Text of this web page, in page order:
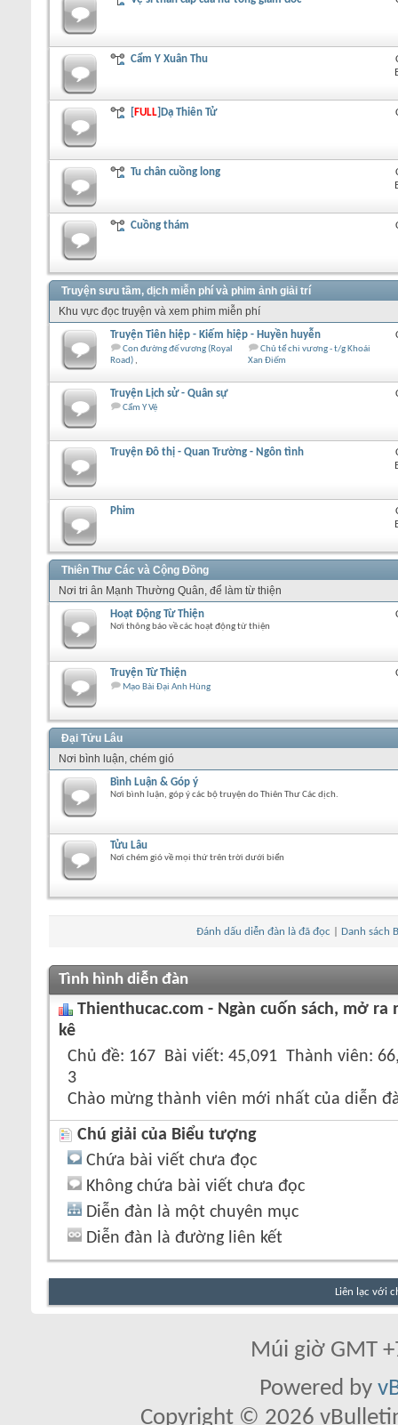
Cẩm Y Xuân Thu
[ FULL]Dạ Thiên Tử
Tu chân cuồng long
Cuồng thám
Truyện sưu tầm, dịch miễn phí và phim ảnh giải trí
Khu vực đọc truyện và xem phim miễn phí
Truyện Tiên hiệp - Kiếm hiệp - Huyền huyễn
Con đường đế vương (Royal
Road)
Chủ tể chi vương - t/g Khoái
Xan Điếm
Truyện Lịch sử - Quân sự
Cẩm Y Vệ
Truyện Đô thị - Quan Trường - Ngôn tình
Phim
Thiên Thư Các và Cộng Đồng
Nơi tri ân Mạnh Thường Quân, để làm từ thiện
Hoạt Động Từ Thiện
Nơi thông báo về các hoạt động từ thiện
Truyện Từ Thiện
Mạo Bài Đại Anh Hùng
Đại Tửu Lâu
Nơi bình luận, chém gió
Bình Luận & Góp ý
Nơi bình luận, góp ý các bộ truyện do Thiên Thư Các dịch.
Tửu Lâu
Nơi chém gió về mọi thứ trên trời dưới biển
Đánh dấu diễn đàn là đã đọc Danh sách
Tình hình diễn đàn
Thienthucac.com - Ngàn cuốn sách, mở ra
kê
Chủ đề 167 Bài viết 45,091 Thành viên
3
Chào mừng thành viên mới nhất của diễn
Chú giải của Biểu tượng
Chứa bài viết chưa đọc
Không chứa bài viết chưa đọc
Diễn đàn là một chuyên mục
Diễn đàn là đường liên kết
Liên lạc với
Múi giờ GMT
Powered by
Copyright © 2026